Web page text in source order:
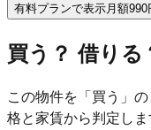
有料プランで表示 月額990
買う？ 借りる
この物件を「買う」
格と家賃から判定しま